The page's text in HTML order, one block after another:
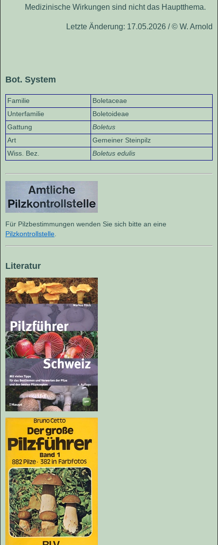
Medizinische Wirkungen sind nicht das Hauptthema.
Letzte Änderung: 17.05.2026 / © W. Arnold
Bot. System
Familie
Boletaceae
Unterfamilie
Boletoideae
Gattung
Boletus
Art
Gemeiner Steinpilz
Wiss. Bez.
Boletus edulis
Für Pilzbestimmungen wenden Sie sich bitte an eine
Pilzkontrollstelle
Literatur